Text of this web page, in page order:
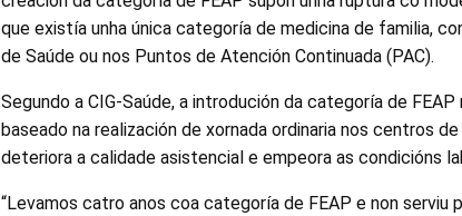
que existía unha única categoría de medicina de familia,
de Saúde ou nos Puntos de Atención Continuada (PAC).
Segundo a CIG-Saúde, a introdución da categoría de
baseado na realización de xornada ordinaria nos centros
deteriora a calidade asistencial e empeora as condicións
“Levamos catro anos coa categoría de FEAP e non